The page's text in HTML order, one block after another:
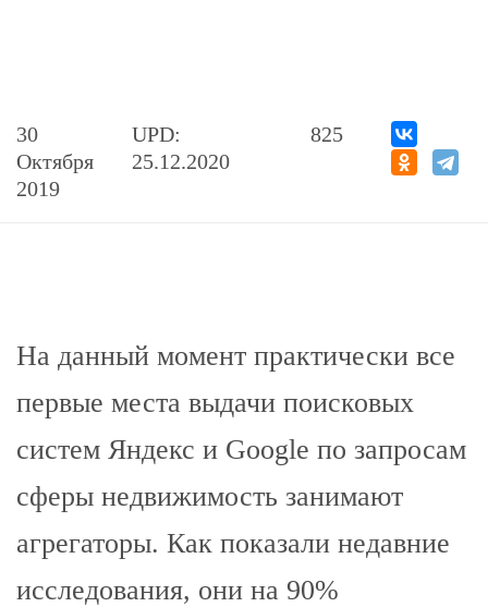
30
Октября
2019
UPD:
25.12.2020
825
На данный момент практически все
первые места выдачи поисковых
систем Яндекс и Google по запросам
сферы недвижимость занимают
агрегаторы. Как показали недавние
исследования, они на 90%